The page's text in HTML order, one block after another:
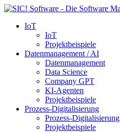
IoT
IoT
Projektbeispiele
Datenmanagement / AI
Datenmanagement
Data Science
Company GPT
KI-Agenten
Projektbeispiele
Prozess-Digitalisierung
Prozess-Digitalisierung
Projektbeispiele